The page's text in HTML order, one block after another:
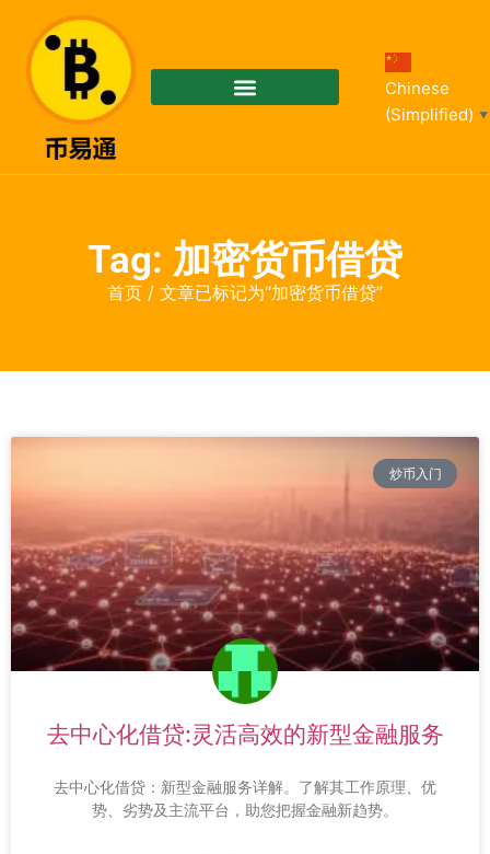
Chinese
(Simplified)
▼
Tag: 加密货币借贷
首页 / 文章已标记为“加密货币借贷”
炒币入门
去中心化借贷:灵活高效的新型金融服务
去中心化借贷：新型金融服务详解。了解其工作原理、优
势、劣势及主流平台，助您把握金融新趋势。